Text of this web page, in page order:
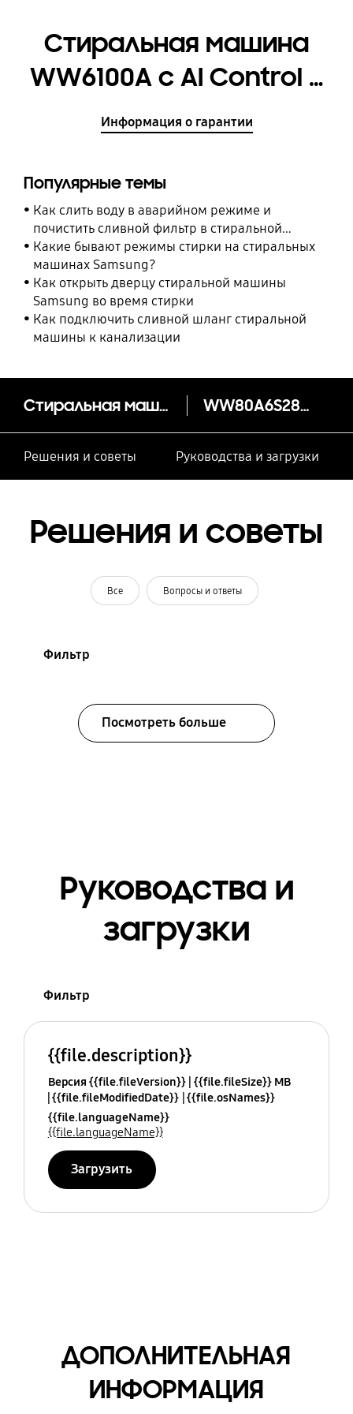
Стиральная машина
WW6100A c AI Control 8
кг [WW80A6S28AX/LD]
Информация о гарантии
Популярные темы
Как слить воду в аварийном режиме и
почистить сливной фильтр в стиральной
машине Samsung
Какие бывают режимы стирки на стиральных
машинах Samsung?
Как открыть дверцу стиральной машины
Samsung во время стирки
Как подключить сливной шланг стиральной
машины к канализации
Стиральная машина WW6100A c AI Control 8 кг WW80A6S28AX/LD
Решения и советы Руководства и загрузки
Решения и советы
Все Вопросы и ответы
Фильтр
Посмотреть больше
Руководства и
загрузки
Фильтр
{{file.description}}
Версия {{file.fileVersion}} {{file.fileSize}} MB
{{file.fileModifiedDate}} {{file.osNames}}
{{file.languageName}}
{{file.languageName}}
Загрузить
ДОПОЛНИТЕЛЬНАЯ
ИНФОРМАЦИЯ